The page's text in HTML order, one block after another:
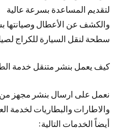
لتقديم المساعدة بسرعة عالية
والكشف عن الأعطال وصيانتها
سطحة لنقل السيارة للكراج
كيف يعمل بنشر متنقل خدمة
نعمل على ارسال بنشر مجهز من
والاطارات والبطاريات لخدمة
أيضاً الخدمات التالية: